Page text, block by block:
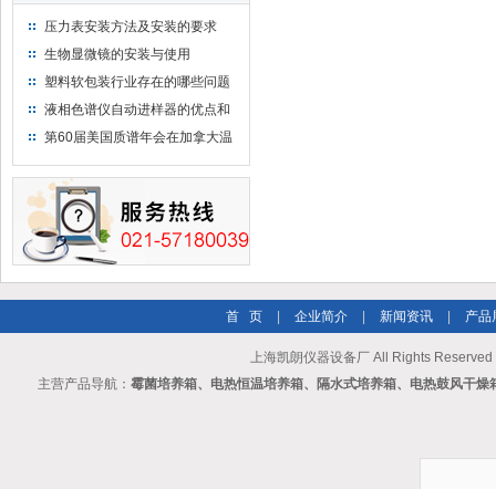
压力表安装方法及安装的要求
生物显微镜的安装与使用
塑料软包装行业存在的哪些问题
液相色谱仪自动进样器的优点和
维护
第60届美国质谱年会在加拿大温
首 页 企业简介 新闻资讯 产品
上海凯朗仪器设备厂 All Rights Reserved
主营产品导航： 霉菌培养箱、电热恒温培养箱、隔水式培养箱、电热鼓风干